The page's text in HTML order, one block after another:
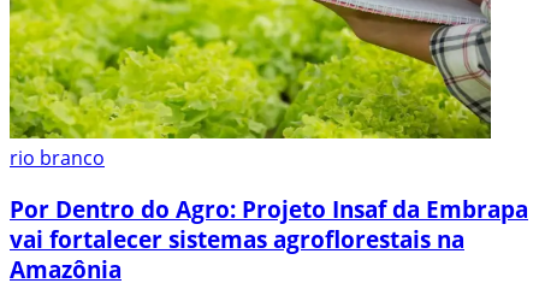
rio branco
Por Dentro do Agro: Projeto Insaf da Embrapa
vai fortalecer sistemas agroflorestais na
Amazônia